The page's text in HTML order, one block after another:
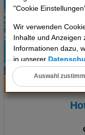
"Cookie
Wir verwenden
Inhalte und Anzeigen
Informationen dazu,
in unserer
Datenschutz- und
Cookie
Technische Cookies
Auswahl
Hotelinfo